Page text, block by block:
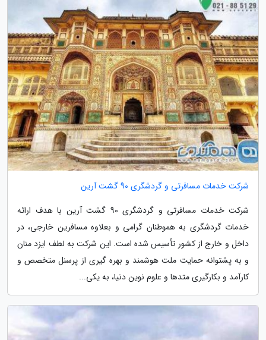
شرکت خدمات مسافرتی و گردشگری 90 گشت آرین
شرکت خدمات مسافرتی و گردشگری 90 گشت آرین با هدف ارائه
خدمات گردشگری به هموطنان گرامی و بعلاوه مسافرین خارجی، در
داخل و خارج از کشور تأسیس شده است. این شرکت به لطف ایزد منان
و به پشتوانه حمایت ملت هوشمند و بهره گیری از پرسنل متخصص و
کارآمد و بکارگیری متدها و علوم نوین دنیا، به یکی...